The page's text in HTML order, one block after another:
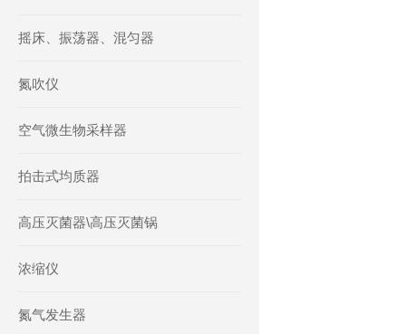
摇床、振荡器、混匀器
氮吹仪
空气微生物采样器
拍击式均质器
高压灭菌器\高压灭菌锅
浓缩仪
氮气发生器